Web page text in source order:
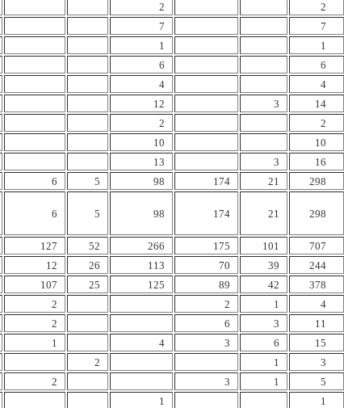
2
2
7
7
1
1
6
6
4
4
12 3
14
2
2
10
10
13 3
16
6 5 98 174 21
298
6 5 98 174 21 298
127 52 266 175 101
707
12 26 113 70 39
244
107 25 125 89 42
378
2 2 1
4
2 6 3
11
1 4 3 6
15
2 1
3
2 3 1
5
1
1